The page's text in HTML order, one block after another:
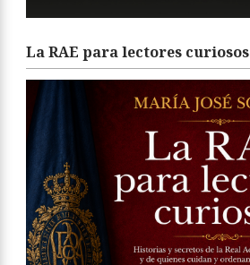
La RAE para lectores curiosos